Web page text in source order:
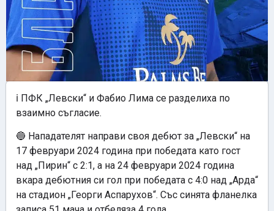
ℹ️ ПФК „Левски“ и Фабио Лима се разделиха по
взаимно съгласие.
🔵 Нападателят направи своя дебют за „Левски“ на
17 февруари 2024 година при победата като гост
над „Пирин“ с 2:1, а на 24 февруари 2024 година
вкара дебютния си гол при победата с 4:0 над „Арда“
на стадион „Георги Аспарухов“. Със синята фланелка